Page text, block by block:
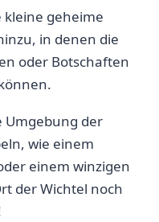
kleine geheime
⁤in denen die​
oder ⁢Botschaften
Umgebung der
wie⁤ einem
einem ‌winzigen
der Wichtel​ noch